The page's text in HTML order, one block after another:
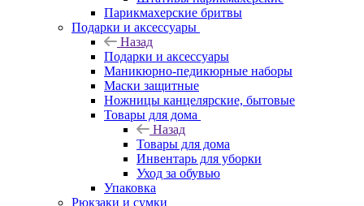
Парикмахерские бритвы
Подарки и аксессуары
Назад
Подарки и аксессуары
Маникюрно-педикюрные наборы
Маски защитные
Ножницы канцелярские, бытовые
Товары для дома
Назад
Товары для дома
Инвентарь для уборки
Уход за обувью
Упаковка
Рюкзаки и сумки